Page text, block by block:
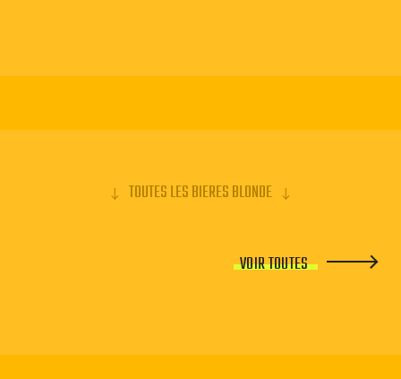
TOUTES LES BIERES BLONDE
VOIR TOUTES